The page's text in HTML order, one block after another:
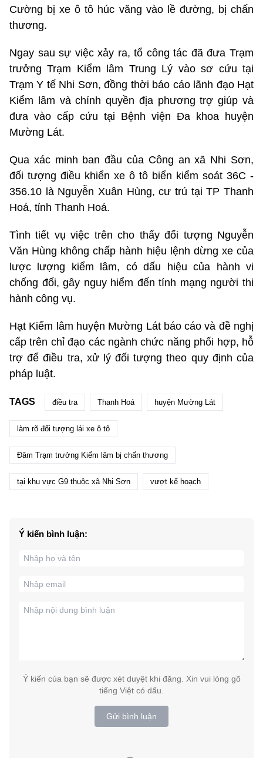
Cường bị xe ô tô húc văng vào lề đường, bị chấn
thương.
Ngay sau sự việc xảy ra, tổ công tác đã đưa Trạm
trưởng Trạm Kiểm lâm Trung Lý vào sơ cứu tại
Trạm Y tế Nhi Sơn, đồng thời báo cáo lãnh đạo Hạt
Kiểm lâm và chính quyền địa phương trợ giúp và
đưa vào cấp cứu tại Bệnh viện Đa khoa huyện
Mường Lát.
Qua xác minh ban đầu của Công an xã Nhi Sơn,
đối tượng điều khiển xe ô tô biển kiểm soát 36C -
356.10 là Nguyễn Xuân Hùng, cư trú tại TP Thanh
Hoá, tỉnh Thanh Hoá.
Tình tiết vụ việc trên cho thấy đối tượng Nguyễn
Văn Hùng không chấp hành hiệu lệnh dừng xe của
lược lượng kiểm lâm, có dấu hiệu của hành vi
chống đối, gây nguy hiểm đến tính mạng người thi
hành công vụ.
Hạt Kiểm lâm huyện Mường Lát báo cáo và đề nghị
cấp trên chỉ đạo các ngành chức năng phối hợp, hỗ
trợ để điều tra, xử lý đối tượng theo quy định của
pháp luật.
TAGS điều tra Thanh Hoá huyện Mường Lát
làm rõ đối tượng lái xe ô tô
Đâm Trạm trưởng Kiểm lâm bị chấn thương
tại khu vực G9 thuộc xã Nhi Sơn vượt kế hoạch
Ý kiến bình luận:
Ý kiến của bạn sẽ được xét duyệt khi đăng. Xin vui lòng gõ
tiếng Việt có dấu.
Gửi bình luận